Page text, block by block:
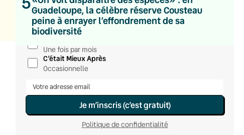
Guadeloupe, la célèbre réserve Cousteau
peine à enrayer l’effondrement de sa
biodiversité
Du lundi au vendredi
Hebdomadaire
Le samedi
Une fois par mois
C’était Mieux Après
Occasionnelle
Je m’inscris (c’est gratuit)
Politique de confidentialité